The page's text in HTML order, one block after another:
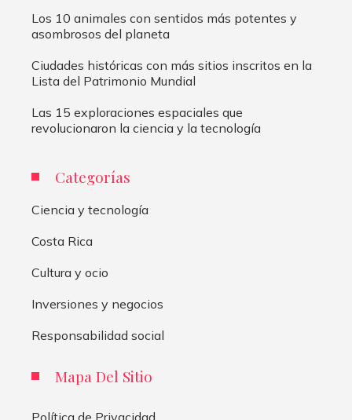
Los 10 animales con sentidos más potentes y
asombrosos del planeta
Ciudades históricas con más sitios inscritos en la
Lista del Patrimonio Mundial
Las 15 exploraciones espaciales que
revolucionaron la ciencia y la tecnología
Categorías
Ciencia y tecnología
Costa Rica
Cultura y ocio
Inversiones y negocios
Responsabilidad social
Mapa Del Sitio
Política de Privacidad